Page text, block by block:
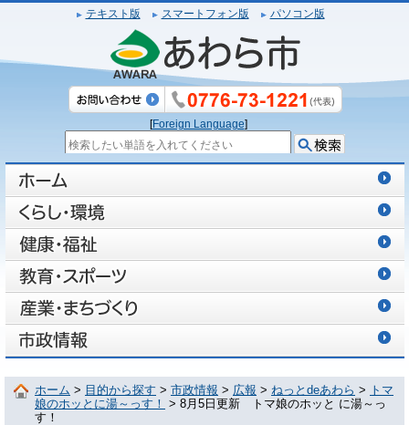
テキスト版 スマートフォン版 パソコン版
[Foreign Language]
ホーム > 目的から探す > 市政情報 > 広報 > ねっとdeあわら >
トマ
娘のホッとに湯～っす！
> 8月5日更新 トマ娘のホッと に湯～っ
す！